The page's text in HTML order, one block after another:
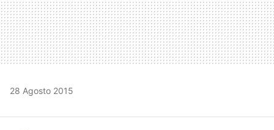
28 Agosto 2015